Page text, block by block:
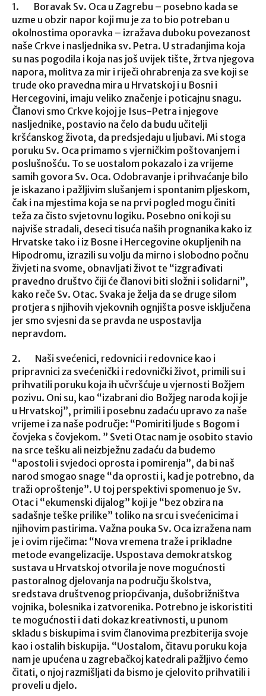
1. Boravak Sv. Oca u Zagrebu – posebno kada se
uzme u obzir napor koji mu je za to bio potreban u
okolnostima oporavka – izražava duboku povezanost
naše Crkve i nasljednika sv. Petra. U stradanjima koja
su nas pogodila i koja nas još uvijek tište, žrtva njegova
napora, molitva za mir i riječi ohrabrenja za sve koji se
trude oko pravedna mira u Hrvatskoj i u Bosni i
Hercegovini, imaju veliko značenje i poticajnu snagu.
Članovi smo Crkve kojoj je Isus-Petra i njegove
nasljednike, postavio na čelo da budu učitelji
kršćanskog života, da predsjedaju u ljubavi. Mi stoga
poruku Sv. Oca primamo s vjerničkim poštovanjem i
poslušnošću. To se uostalom pokazalo i za vrijeme
samih govora Sv. Oca. Odobravanje i prihvaćanje bilo
je iskazano i pažljivim slušanjem i spontanim pljeskom,
čak i na mjestima koja se na prvi pogled mogu činiti
teža za čisto svjetovnu logiku. Posebno oni koji su
najviše stradali, deseci tisuća naših prognanika kako iz
Hrvatske tako i iz Bosne i Hercegovine okupljenih na
Hipodromu, izrazili su volju da mirno i slobodno počnu
živjeti na svome, obnavljati život te “izgrađivati
pravedno društvo čiji će članovi biti složni i solidarni”,
kako reče Sv. Otac. Svaka je želja da se druge silom
protjera s njihovih vjekovnih ognjišta posve isključena
jer smo svjesni da se pravda ne uspostavlja
nepravdom.
2. Naši svećenici, redovnici i redovnice kao i
pripravnici za svećenički i redovnički život, primili su i
prihvatili poruku koja ih učvršćuje u vjernosti Božjem
pozivu. Oni su, kao “izabrani dio Božjeg naroda koji je
u Hrvatskoj”, primili i posebnu zadaću upravo za naše
vrijeme i za naše područje: “Pomiriti ljude s Bogom i
čovjeka s čovjekom. ” Sveti Otac nam je osobito stavio
na srce tešku ali neizbježnu zadaću da budemo
“apostoli i svjedoci oprosta i pomirenja”, da bi naš
narod smogao snage “da oprosti i, kad je potrebno, da
traži oproštenje”. U toj perspektivi spomenuo je Sv.
Otac i “ekumenski dijalog” koji je “bez obzira na
sadašnje teške prilike” toliko na srcu i svećenicima i
njihovim pastirima. Važna pouka Sv. Oca izražena nam
je i ovim riječima: “Nova vremena traže i prikladne
metode evangelizacije. Uspostava demokratskog
sustava u Hrvatskoj otvorila je nove mogućnosti
pastoralnog djelovanja na području školstva,
sredstava društvenog priopćivanja, dušobrižništva
vojnika, bolesnika i zatvorenika. Potrebno je iskoristiti
te mogućnosti i dati dokaz kreativnosti, u punom
skladu s biskupima i svim članovima prezbiterija svoje
kao i ostalih biskupija. “Uostalom, čitavu poruku koja
nam je upućena u zagrebačkoj katedrali pažljivo ćemo
čitati, o njoj razmišljati da bismo je cjelovito prihvatili i
proveli u djelo.